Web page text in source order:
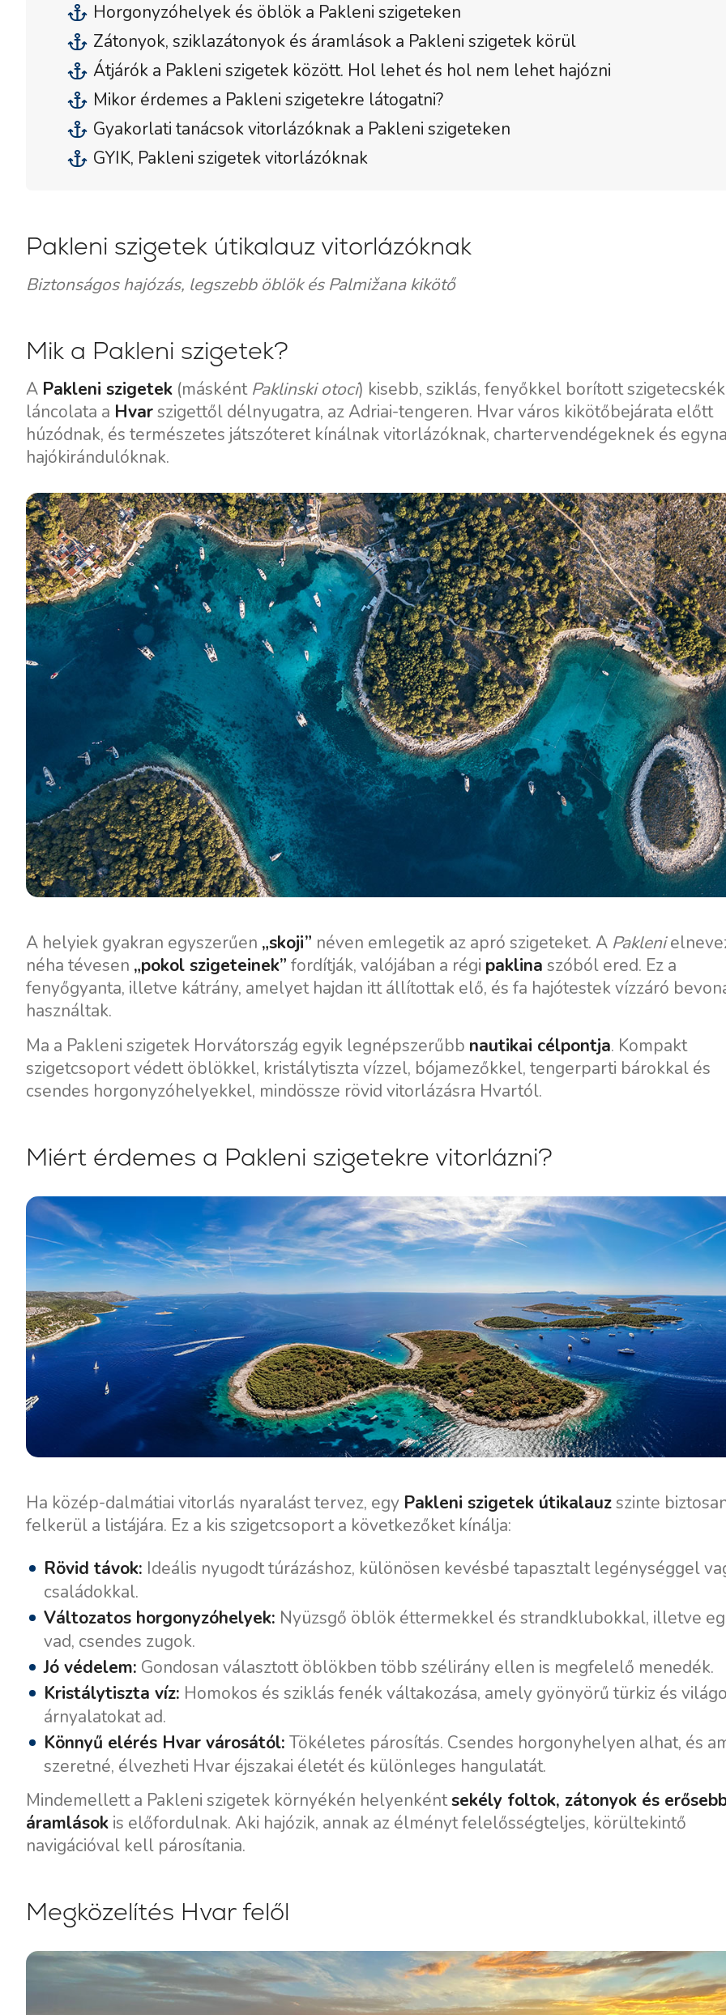
Horgonyzóhelyek és öblök a Pakleni szigeteken
Zátonyok, sziklazátonyok és áramlások a Pakleni szigetek körül
Átjárók a Pakleni szigetek között. Hol lehet és hol nem lehet hajózni
Mikor érdemes a Pakleni szigetekre látogatni?
Gyakorlati tanácsok vitorlázóknak a Pakleni szigeteken
GYIK, Pakleni szigetek vitorlázóknak
Pakleni szigetek útikalauz vitorlázóknak
Biztonságos hajózás, legszebb öblök és Palmižana kikötő
Mik a Pakleni szigetek?
A Pakleni szigetek (másként Paklinski otoci) kisebb, sziklás, fenyőkkel borított
láncolata a Hvarszigettől délnyugatra, az Adriai-tengeren. Hvar város kikötőbejárata előtt
húzódnak, és természetes játszóteret kínálnak vitorlázóknak, chartervendégeknek és
hajókirándulóknak.
A helyiek gyakran egyszerűen „skoji” néven emlegetik az apró szigeteket. A Pakleni
néha tévesen „pokol szigeteinek” fordítják, valójában a régi paklina szóból ered. Ez a
fenyőgyanta, illetve kátrány, amelyet hajdan itt állítottak elő, és fa hajótestek vízzáró
használtak.
Ma a Pakleni szigetek Horvátország egyik legnépszerűbb nautikai célpontja. Kompakt
szigetcsoport védett öblökkel, kristálytiszta vízzel, bójamezőkkel, tengerparti bárokkal és
csendes horgonyzóhelyekkel, mindössze rövid vitorlázásra Hvartól.
Miért érdemes a Pakleni szigetekre vitorlázni?
Ha közép-dalmátiai vitorlás nyaralást tervez, egy Pakleni szigetek útikalauzszinte
felkerül a listájára. Ez a kis szigetcsoport a következőket kínálja:
Rövid távok: Ideális nyugodt túrázáshoz, különösen kevésbé tapasztalt legénységgel
családokkal.
Változatos horgonyzóhelyek: Nyüzsgő öblök éttermekkel és strandklubokkal, illetve
vad, csendes zugok.
Jó védelem: Gondosan választott öblökben több szélirány ellen is megfelelő menedék.
Kristálytiszta víz: Homokos és sziklás fenék váltakozása, amely gyönyörű türkiz és
árnyalatokat ad.
Könnyű elérés Hvar városától: Tökéletes párosítás. Csendes horgonyhelyen alhat, és
szeretné, élvezheti Hvar éjszakai életét és különleges hangulatát.
Mindemellett a Pakleni szigetek környékén helyenkéntsekély foltok, zátonyok és
áramlások is előfordulnak. Aki hajózik, annak az élményt felelősségteljes, körültekintő
navigációval kell párosítania.
Megközelítés Hvar felől
Kapcsolat
Hírek / Blog
Rólunk
Partnerek
GYIK
Flottánk
Vitorlás Hajók
Motorcsónakok
Katamaránok
Motoros jachtok
Szolgáltatások
Bareboat Jachtbérlés
Ellátott Jachtbérlés
Valovie - Távoli Vitorlázási
Asszisztens
Úti célok
Zadar vitorlázási régió
Biograd na Moru
Šibenik Vitorlázási Régió
Split vitorlázási régió
Trogir
Dubrovnik Vitorlázási
Isztria Vitorlázási Régió
Kvarner Vitorlázási Régió